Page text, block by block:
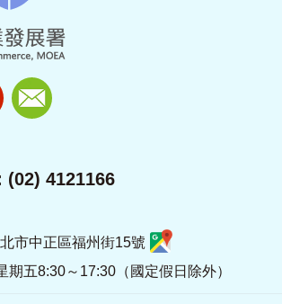
(02) 4121166
市中正區福州街15號
期五8:30～17:30（國定假日除外）